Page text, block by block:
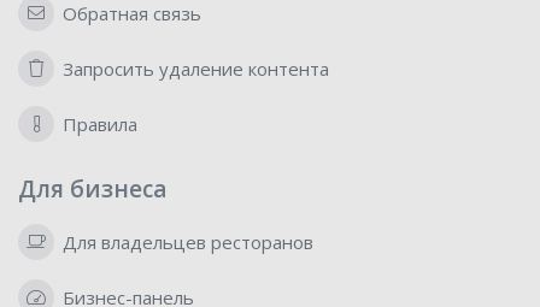
Обратная связь
Запросить удаление контента
Правила
Для бизнеса
Для владельцев ресторанов
Бизнес-панель